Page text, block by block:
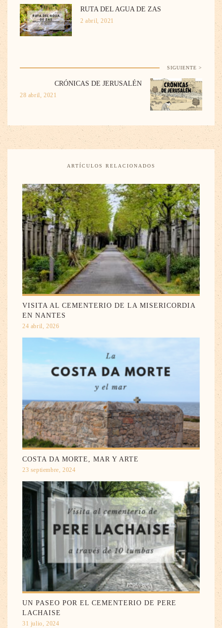
RUTA DEL AGUA DE ZAS
2 abril, 2021
SIGUIENTE >
CRÓNICAS DE JERUSALÉN
28 abril, 2021
ARTÍCULOS RELACIONADOS
VISITA AL CEMENTERIO DE LA MISERICORDIA
EN NANTES
24 abril, 2026
COSTA DA MORTE, MAR Y ARTE
23 septiembre, 2024
UN PASEO POR EL CEMENTERIO DE PERE
LACHAISE
31 julio, 2024